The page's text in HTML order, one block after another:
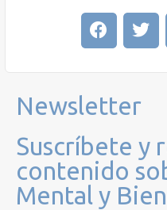
Newsletter
Suscríbete y
contenido
Mental y